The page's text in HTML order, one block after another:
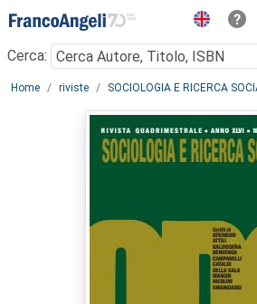
Menu
Cerca:
Main content
Home riviste SOCIOLOGIA E RICERCA